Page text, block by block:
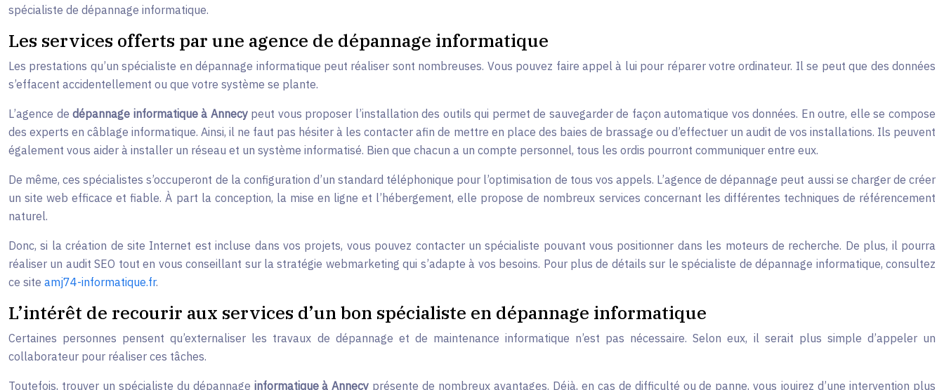
spécialiste de dépannage informatique.
Les services offerts par une agence de dépannage informatique
Les prestations qu’un spécialiste en dépannage informatique peut réaliser sont nombreuses. Vous pouvez faire appel à lui pour réparer votre ordinateur. Il se peut que des données
s’effacent accidentellement ou que votre système se plante.
L’agence dedépannage informatique à Annecypeut vous proposer l’installation des outils qui permet de sauvegarder de façon automatique vos données. En outre, elle se compose
des experts en câblage informatique. Ainsi, il ne faut pas hésiter à les contacter afin de mettre en place des baies de brassage ou d’effectuer un audit de vos installations. Ils peuvent
également vous aider à installer un réseau et un système informatisé. Bien que chacun a un compte personnel, tous les ordis pourront communiquer entre eux.
De même, ces spécialistes s’occuperont de la configuration d’un standard téléphonique pour l’optimisation de tous vos appels. L’agence de dépannage peut aussi se charger de créer
un site web efficace et fiable. À part la conception, la mise en ligne et l’hébergement, elle propose de nombreux services concernant les différentes techniques de référencement
naturel.
Donc, si la création de site Internet est incluse dans vos projets, vous pouvez contacter un spécialiste pouvant vous positionner dans les moteurs de recherche. De plus, il pourra
réaliser un audit SEO tout en vous conseillant sur la stratégie webmarketing qui s’adapte à vos besoins. Pour plus de détails sur le spécialiste de dépannage informatique, consultez
ce site amj74-informatique.fr.
L’intérêt de recourir aux services d’un bon spécialiste en dépannage informatique
Certaines personnes pensent qu’externaliser les travaux de dépannage et de maintenance informatique n’est pas nécessaire. Selon eux, il serait plus simple d’appeler un
collaborateur pour réaliser ces tâches.
Toutefois, trouver un spécialiste du dépannage informatique à Annecy présente de nombreux avantages. Déjà, en cas de difficulté ou de panne, vous jouirez d’une intervention plus